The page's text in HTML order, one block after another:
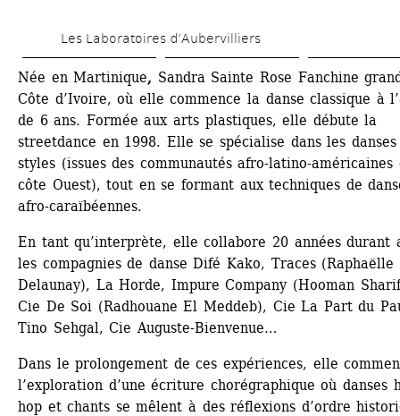
au
contenu
principal
Les Laboratoires d’Aubervilliers
Née en Martinique, Sandra Sainte Rose Fanchine
Côte d’Ivoire, où elle commence la danse classique à
de 6 ans. Formée aux arts plastiques, elle débute la
streetdance en 1998. Elle se spécialise dans les
styles (issues des communautés afro-latino-américaines
côte Ouest), tout en se formant aux techniques de
afro-caraïbéennes.
En tant qu’interprète, elle collabore 20 années durant
les compagnies de danse Difé Kako, Traces (Raphaëlle
Delaunay), La Horde, Impure Company (Hooman
Cie De Soi (Radhouane El Meddeb), Cie La Part du
Tino Sehgal, Cie Auguste-Bienvenue…
Dans le prolongement de ces expériences, elle
l’exploration d’une écriture chorégraphique où danses
hop et chants se mêlent à des réflexions d’ordre